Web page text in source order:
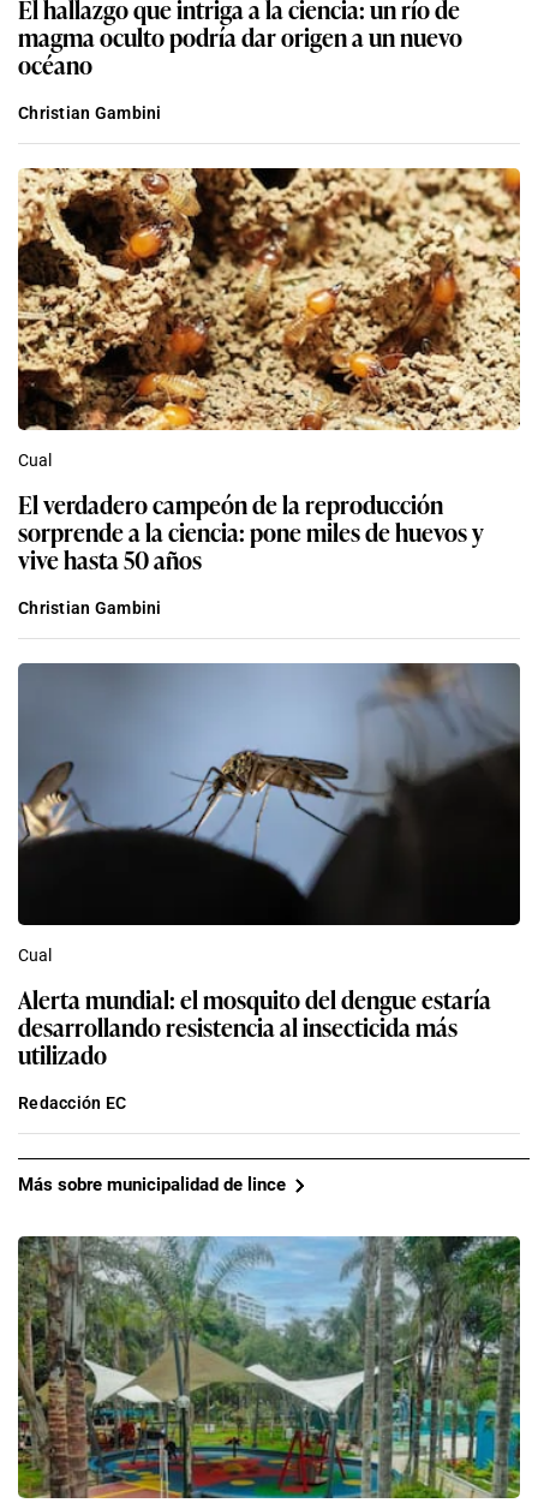
El hallazgo que intriga a la ciencia: un río de
magma oculto podría dar origen a un nuevo
océano
Christian Gambini
Cual
El verdadero campeón de la reproducción
sorprende a la ciencia: pone miles de huevos y
vive hasta 50 años
Christian Gambini
Cual
Alerta mundial: el mosquito del dengue estaría
desarrollando resistencia al insecticida más
utilizado
Redacción EC
Más sobre municipalidad de lince